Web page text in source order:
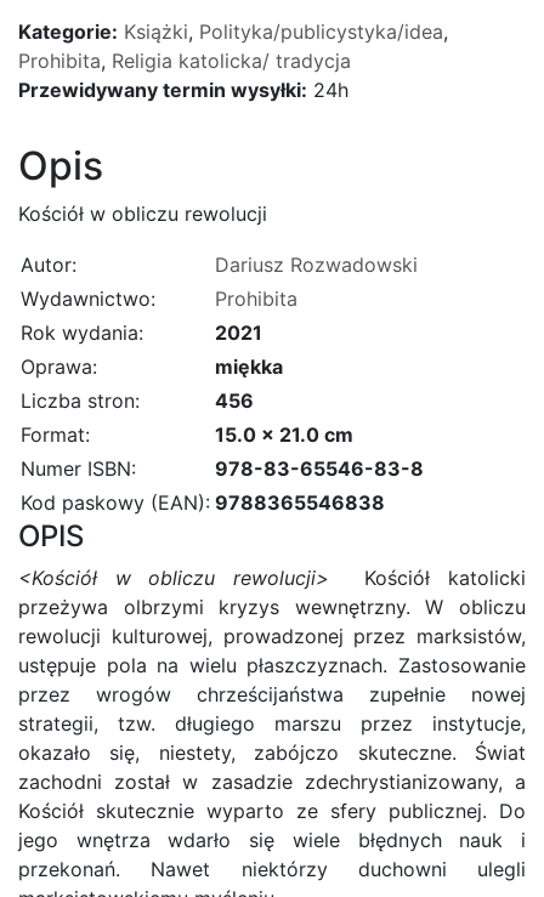
Kategorie: Książki, Polityka/publicystyka/idea,
Prohibita, Religia katolicka/ tradycja
Przewidywany termin wysyłki: 24h
Opis
Kościół w obliczu rewolucji
Autor:
Dariusz Rozwadowski
Wydawnictwo:
Prohibita
Rok wydania:
2021
Oprawa:
miękka
Liczba stron:
456
Format:
15.0 x 21.0 cm
Numer ISBN:
978-83-65546-83-8
Kod paskowy (EAN): 9788365546838
OPIS
<Kościół w obliczu rewolucji> Kościół katolicki
przeżywa olbrzymi kryzys wewnętrzny. W obliczu
rewolucji kulturowej, prowadzonej przez marksistów,
ustępuje pola na wielu płaszczyznach. Zastosowanie
przez wrogów chrześcijaństwa zupełnie nowej
strategii, tzw. długiego marszu przez instytucje,
okazało się, niestety, zabójczo skuteczne. Świat
zachodni został w zasadzie zdechrystianizowany, a
Kościół skutecznie wyparto ze sfery publicznej. Do
jego wnętrza wdarło się wiele błędnych nauk i
przekonań. Nawet niektórzy duchowni ulegli